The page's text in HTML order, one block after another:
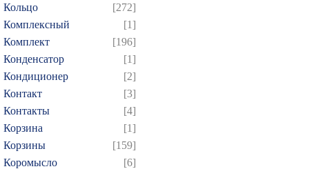
Кольцо
[272]
Комплексный
[1]
Комплект
[196]
Конденсатор
[1]
Кондиционер
[2]
Контакт
[3]
Контакты
[4]
Корзина
[1]
Корзины
[159]
Коромысло
[6]